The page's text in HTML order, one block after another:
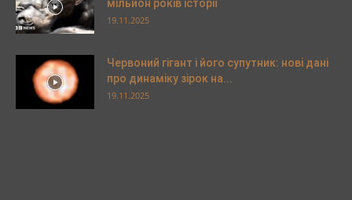
мільйон років історії
19.11.2025
Червоний гігант і його супутник: нові дані
про динаміку зірок на...
19.11.2025